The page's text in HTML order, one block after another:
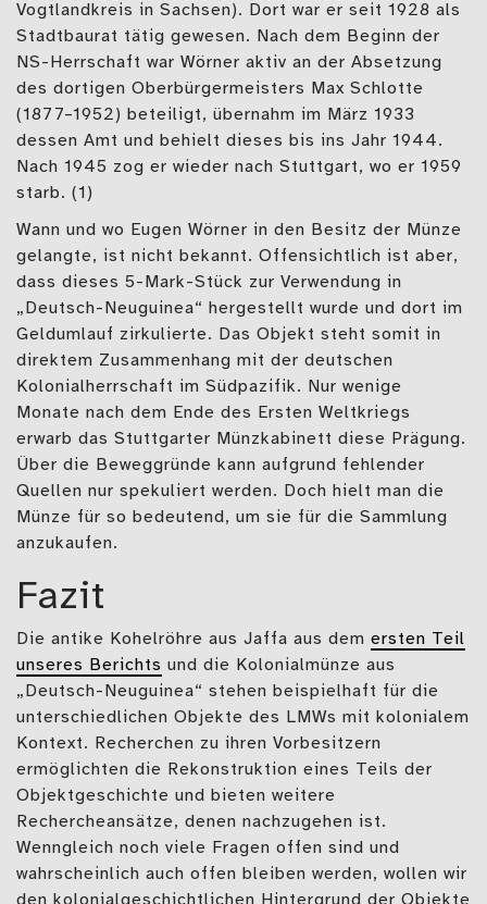
Vogtlandkreis in Sachsen). Dort war er seit 1928 als
Stadtbaurat tätig gewesen. Nach dem Beginn der
NS-Herrschaft war Wörner aktiv an der Absetzung
des dortigen Oberbürgermeisters Max Schlotte
(1877–1952) beteiligt, übernahm im März 1933
dessen Amt und behielt dieses bis ins Jahr 1944.
Nach 1945 zog er wieder nach Stuttgart, wo er 1959
starb. (1)
Wann und wo Eugen Wörner in den Besitz der Münze
gelangte, ist nicht bekannt. Offensichtlich ist aber,
dass dieses 5-Mark-Stück zur Verwendung in
„Deutsch-Neuguinea“ hergestellt wurde und dort im
Geldumlauf zirkulierte. Das Objekt steht somit in
direktem Zusammenhang mit der deutschen
Kolonialherrschaft im Südpazifik. Nur wenige
Monate nach dem Ende des Ersten Weltkriegs
erwarb das Stuttgarter Münzkabinett diese Prägung.
Über die Beweggründe kann aufgrund fehlender
Quellen nur spekuliert werden. Doch hielt man die
Münze für so bedeutend, um sie für die Sammlung
anzukaufen.
Fazit
Die antike Kohelröhre aus Jaffa aus dem ersten Teil
unseres Berichts und die Kolonialmünze aus
„Deutsch-Neuguinea“ stehen beispielhaft für die
unterschiedlichen Objekte des LMWs mit kolonialem
Kontext. Recherchen zu ihren Vorbesitzern
ermöglichten die Rekonstruktion eines Teils der
Objektgeschichte und bieten weitere
Rechercheansätze, denen nachzugehen ist.
Wenngleich noch viele Fragen offen sind und
wahrscheinlich auch offen bleiben werden, wollen wir